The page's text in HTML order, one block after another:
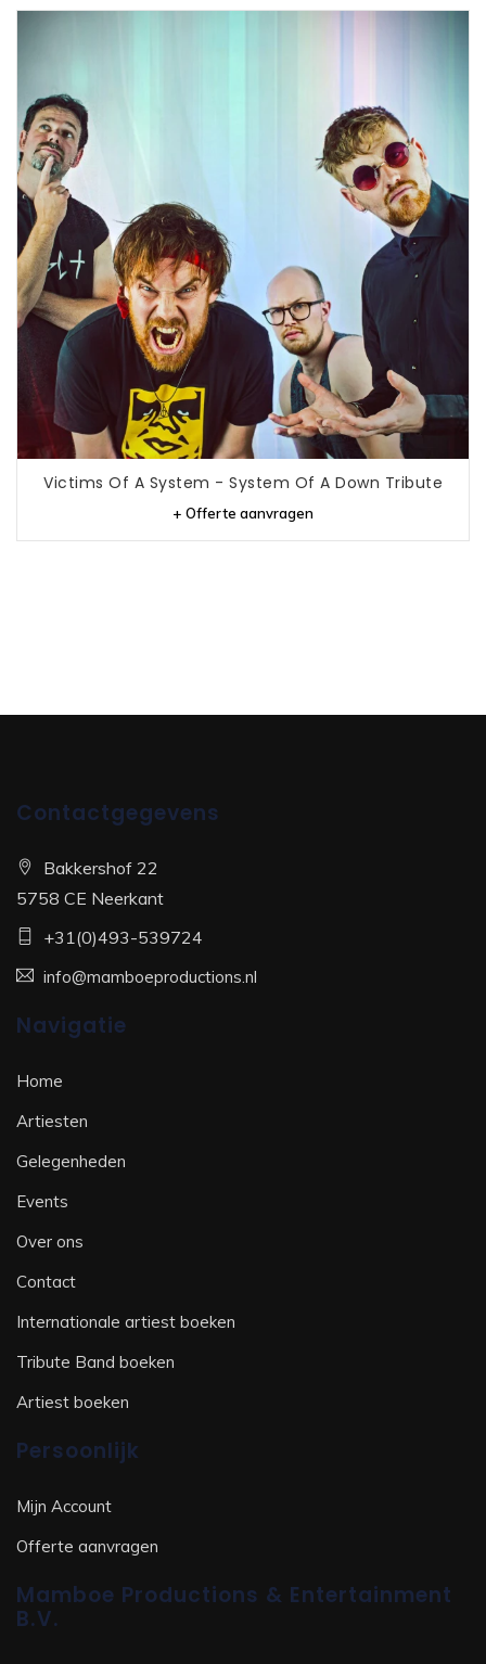
Victims Of A System - System Of A Down Tribute
+ Offerte aanvragen
Contactgegevens
Bakkershof 22
5758 CE Neerkant
+31(0)493-539724
info@mamboeproductions.nl
Navigatie
Home
Artiesten
Gelegenheden
Events
Over ons
Contact
Internationale artiest boeken
Tribute Band boeken
Artiest boeken
Persoonlijk
Mijn Account
Offerte aanvragen
Mamboe Productions & Entertainment
B.V.